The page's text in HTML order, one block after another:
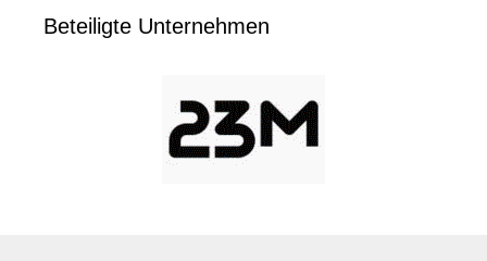
Beteiligte Unternehmen